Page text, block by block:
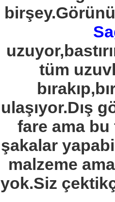
tüm
ulaşıyor.Dış
fare ama bu
şakalar
malzeme
yok.Siz